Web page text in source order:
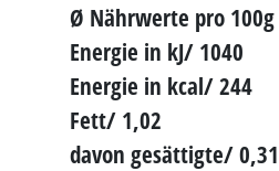
Ø Nährwerte pro 100g
Energie in kJ/ 1040
Energie in kcal/ 244
Fett/ 1,02
davon gesättigte/ 0,31